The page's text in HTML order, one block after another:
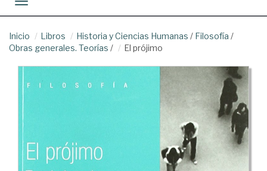
Toggle navigation
Inicio Libros Historia y Ciencias Humanas / Filosofía /
Obras generales. Teorías / El prójimo